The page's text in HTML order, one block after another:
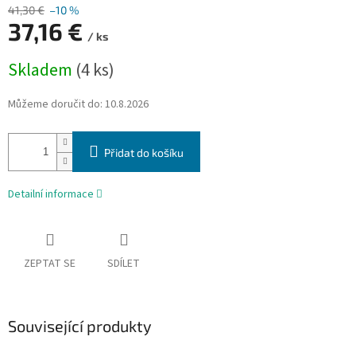
41,30 € –10 %
37,16 € / ks
cena:
Skladem (4 ks)
Můžeme doručit do: 10.8.2026
Přidat do košíku
Detailní informace
ZEPTAT SE SDÍLET
Související produkty